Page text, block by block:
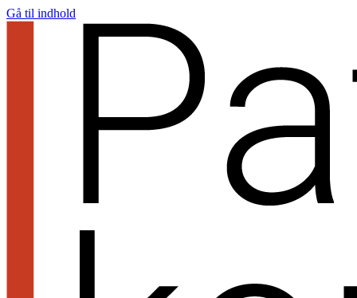
Gå til indhold